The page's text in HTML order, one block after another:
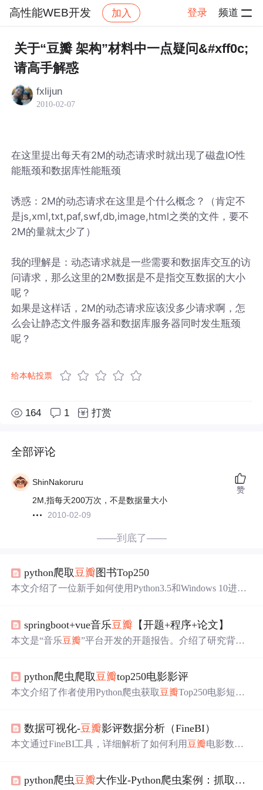
高性能WEB开发 加入 登录 频道
社区 高性能WEB开发 帖子详情
关于“豆瓣 架构”材料中一点疑问&#xff0c;
请高手解惑
fxlijun
2010-02-07
在这里提出每天有2M的动态请求时就出现了磁盘IO性
能瓶颈和数据库性能瓶颈
诱惑：2M的动态请求在这里是个什么概念？（肯定不
是js,xml,txt,paf,swf,db,image,html之类的文件，要不
2M的量就太少了）
我的理解是：动态请求就是一些需要和数据库交互的访
问请求，那么这里的2M数据是不是指交互数据的大小
呢？
如果是这样话，2M的动态请求应该没多少请求啊，怎
么会让静态文件服务器和数据库服务器同时发生瓶颈
呢？
给本帖投票
164 1 打赏
全部评论
ShinNakoruru
2M,指每天200万次，不是数据量大小
2010-02-09
赞
——到底了——
python爬取豆瓣 图书Top250
本文介绍了一位新手如何使用Python3.5和Windows 10进行
和人数。主要运用requests、lxml和BeautifulSoup库，最终
将数据保存为xls文件，并提供了相关文档链接作为补充
springboot+vue音乐豆瓣 【开题+程序+论文】
本文是“音乐豆瓣”平台开发的开题报告。介绍了研究背
境，涉及MySQL数据库、Eclipse等工具，以及前后端技术
如Vue.js、Spring Boot等。
python爬虫爬取豆瓣top250电影影评
本文介绍了作者使用Python爬虫获取豆瓣Top250电影短评
问导致的IP封锁，并利用bid参数保持访问的稳定性。目前
爬虫已成功抓取四万条记录。
数据可视化-豆瓣影评数据分析（FineBI）
本文通过FineBI工具，详细解析了如何利用 豆瓣电影数据
python爬虫豆瓣大作业-Python爬虫案例：抓取 豆瓣